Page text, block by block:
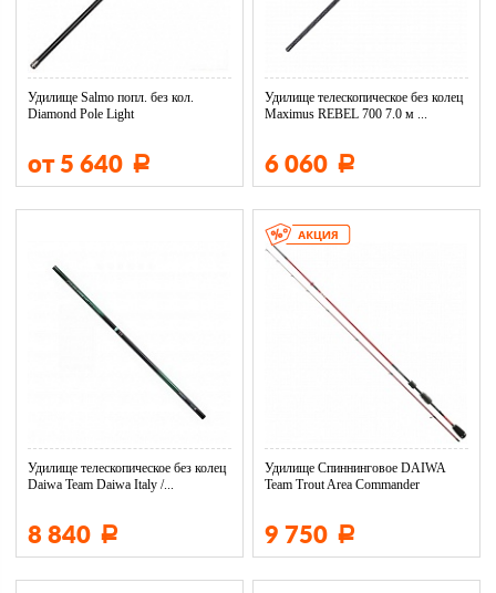
Удилище Salmo попл. без кол.
Diamond Pole Light
от 5 640 Р
Удилище телескопическое без колец
Maximus REBEL 700 7.0 м ...
6 060 Р
Удилище телескопическое без колец
Daiwa Team Daiwa Italy /...
8 840 Р
Удилище Спиннинговое DAIWA
Team Trout Area Commander
9 750 Р